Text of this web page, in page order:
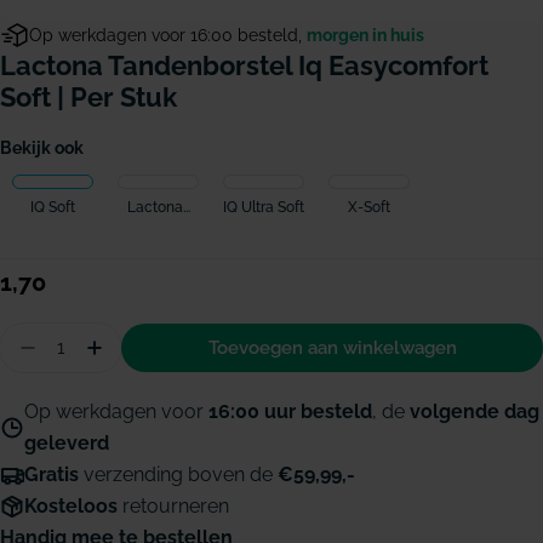
Op werkdagen voor 16:00 besteld, morgen in huis
Lactona Tandenborstel Iq Easycomfort
Soft | Per Stuk
Bekijk ook
IQ Soft Lactona... IQ Ultra Soft X-Soft
Normale
1,70
Hoeveelheid
Aantal verminderen voor Lactona tandenborstel
Hoeveelheid verhogen voor Lactona
Toevoegen aan winkelwagen
Op werkdagen voor 16:00 uur besteld, de volgende dag
geleverd
Gratis verzending boven de €59,99,-
Kosteloos retourneren
Handig mee te bestellen